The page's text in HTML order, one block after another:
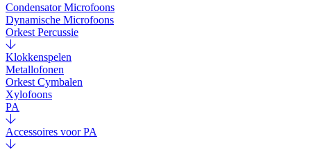
Condensator Microfoons
Dynamische Microfoons
Orkest Percussie
Klokkenspelen
Metallofonen
Orkest Cymbalen
Xylofoons
PA
Accessoires voor PA